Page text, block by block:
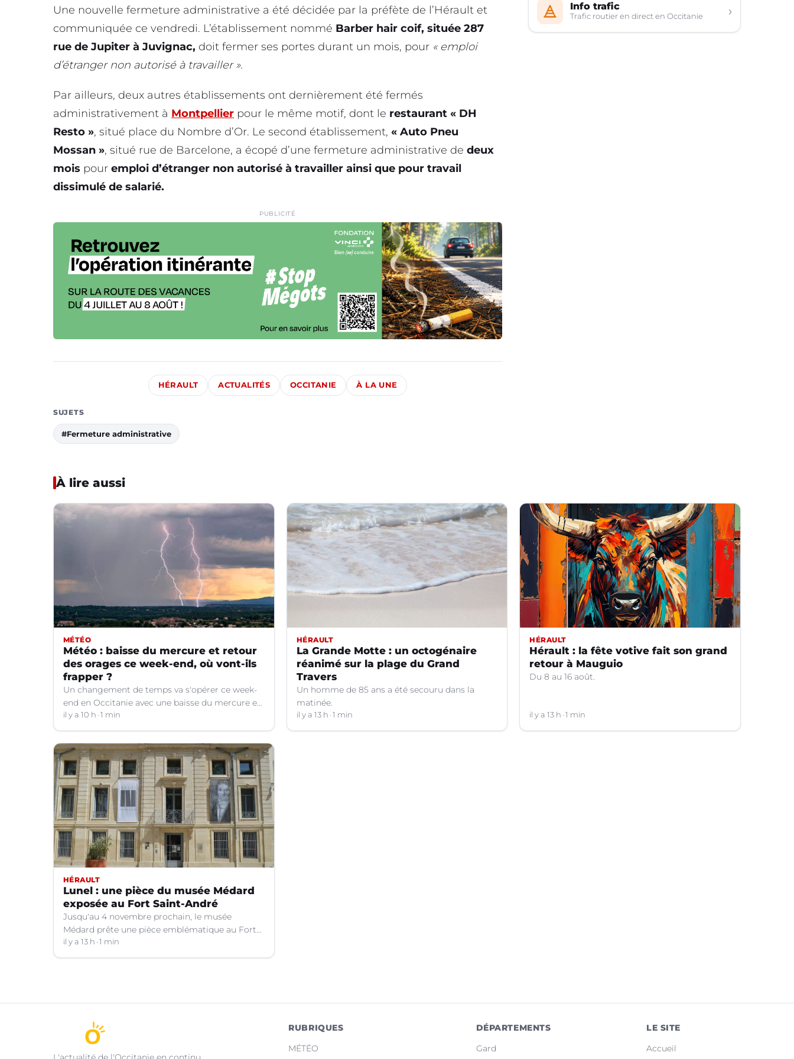
Une nouvelle fermeture administrative a été décidée par la préfète de l’Hérault et
communiquée ce vendredi. L’établissement nommé Barber hair coif, située 287
rue de Jupiter à Juvignac, doit fermer ses portes durant un mois, pour « emploi
d’étranger non autorisé à travailler ».
Par ailleurs, deux autres établissements ont dernièrement été fermés
administrativement à Montpellier pour le même motif, dont le restaurant « DH
Resto », situé place du Nombre d’Or. Le second établissement, « Auto Pneu
Mossan », situé rue de Barcelone, a écopé d’une fermeture administrative de deux
mois pour emploi d’étranger non autorisé à travailler ainsi que pour travail
dissimulé de salarié.
PUBLICITÉ
HÉRAULT ACTUALITÉS OCCITANIE À LA UNE
SUJETS
#Fermeture administrative
Info trafic
Trafic routier en direct en Occitanie ›
À lire aussi
MÉTÉO
Météo : baisse du mercure et retour
des orages ce week-end, où vont-ils
frapper ?
Un changement de temps va s'opérer ce week-
end en Occitanie avec une baisse du mercure et
le retour d'orages dans certains départements.
il y a 10 h 1 min
HÉRAULT
La Grande Motte : un octogénaire
réanimé sur la plage du Grand
Travers
Un homme de 85 ans a été secouru dans la
matinée.
il y a 13 h 1 min
HÉRAULT
Hérault : la fête votive fait son grand
retour à Mauguio
Du 8 au 16 août.
il y a 13 h 1 min
HÉRAULT
Lunel : une pièce du musée Médard
exposée au Fort Saint-André
Jusqu'au 4 novembre prochain, le musée
Médard prête une pièce emblématique au Fort
Saint-André à Villeneuve-lez-Avignon (Gard).
il y a 13 h 1 min
RUBRIQUES
MÉTÉO
DÉPARTEMENTS
Gard
LE SITE
Accueil